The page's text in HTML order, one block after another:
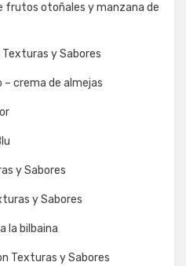
frutos otoñales y manzana de
y Sabores
crema de almejas
y Sabores
y Sabores
la bilbaina
Texturas y Sabores